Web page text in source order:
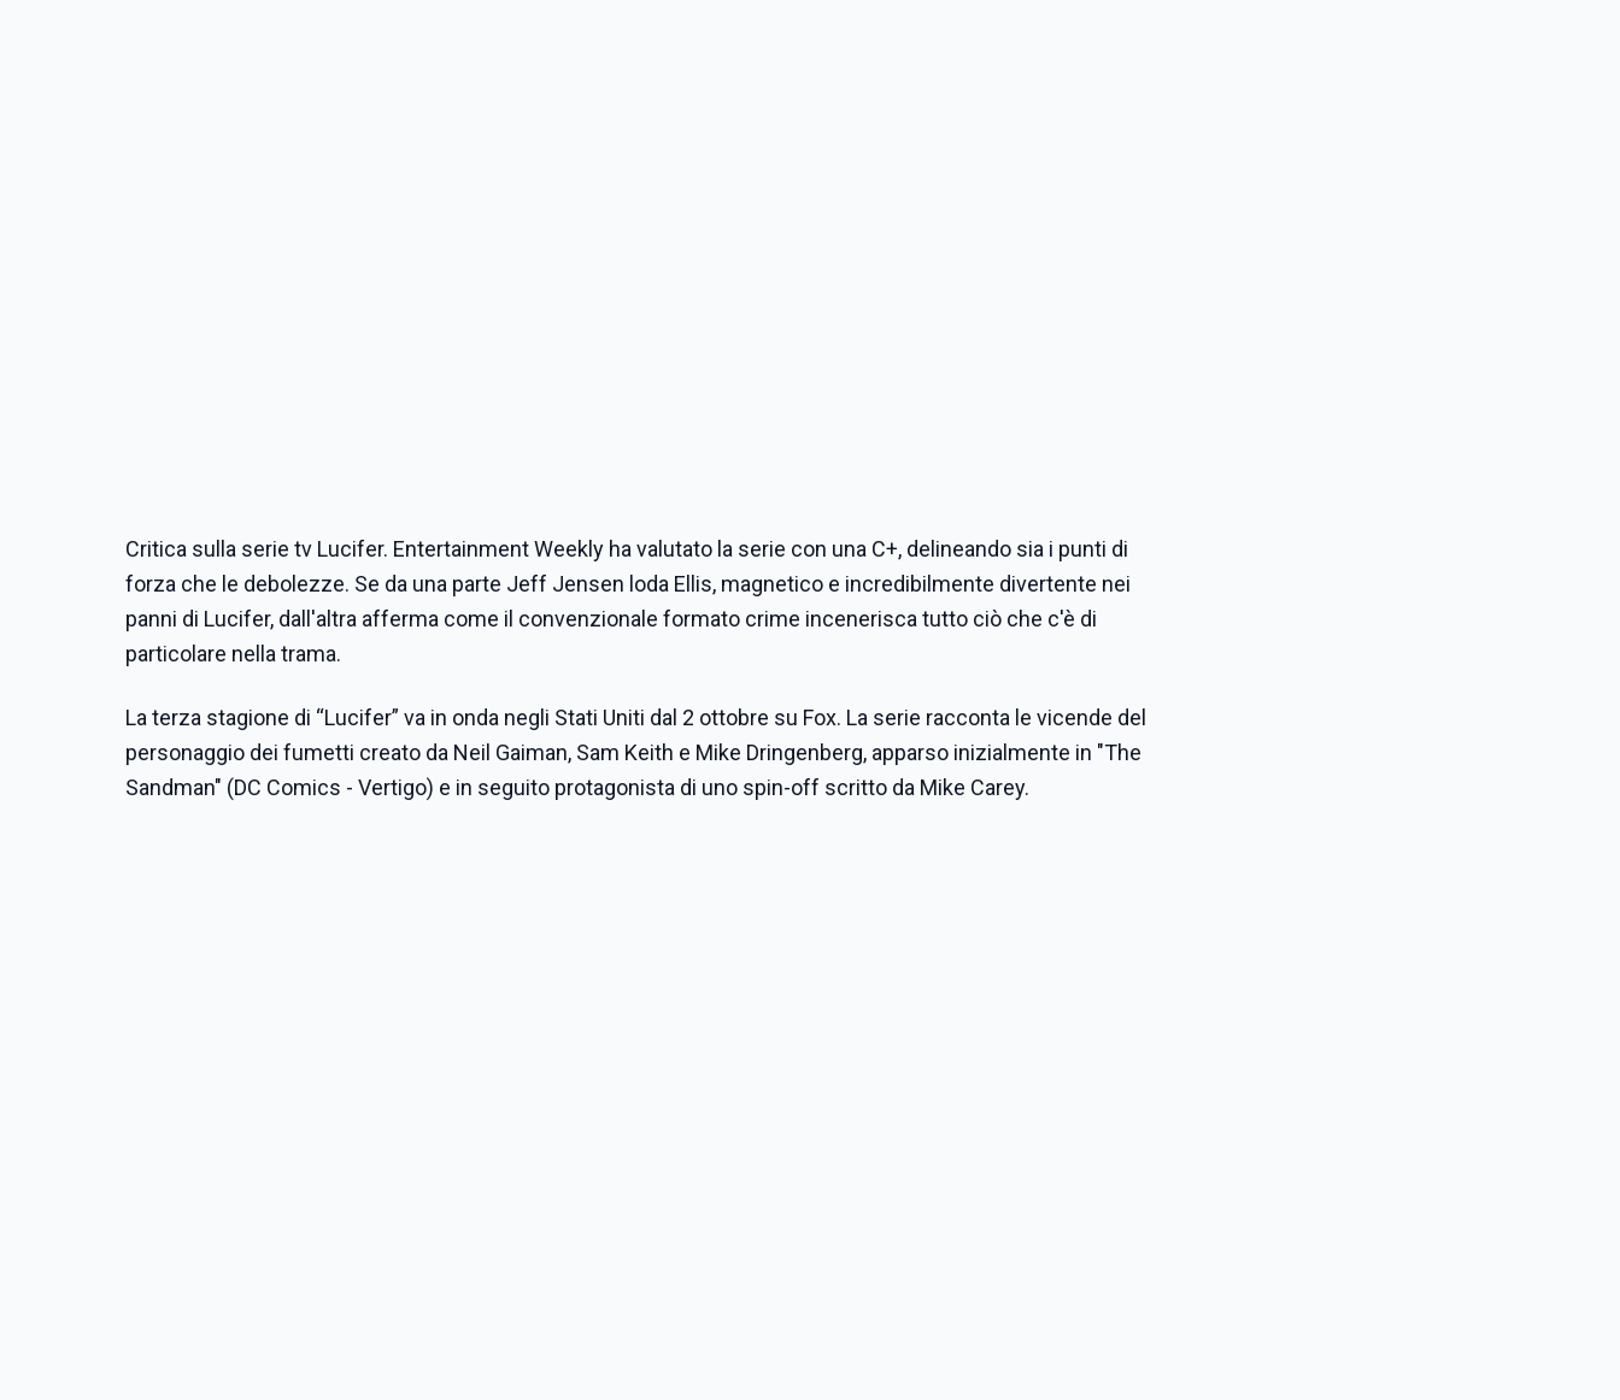
Critica sulla serie tv Lucifer. Entertainment Weekly ha valutato la serie con una C+, delineando sia i punti di
forza che le debolezze. Se da una parte Jeff Jensen loda Ellis, magnetico e incredibilmente divertente nei
panni di Lucifer, dall'altra afferma come il convenzionale formato crime incenerisca tutto ciò che c'è di
particolare nella trama.
La terza stagione di “Lucifer” va in onda negli Stati Uniti dal 2 ottobre su Fox. La serie racconta le vicende del
personaggio dei fumetti creato da Neil Gaiman, Sam Keith e Mike Dringenberg, apparso inizialmente in "The
Sandman" (DC Comics - Vertigo) e in seguito protagonista di uno spin-off scritto da Mike Carey.